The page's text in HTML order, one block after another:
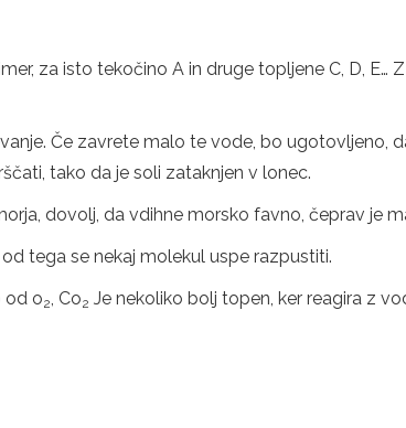
za isto tekočino A in druge topljene C, D, E…
Če zavrete malo te vode, bo ugotovljeno,
tako da je soli zataknjen v lonec.
dovolj, da vdihne morsko favno, čeprav je
tega se nekaj molekul uspe razpustiti.
od o2, Co2 Je nekoliko bolj topen, ker reagira z